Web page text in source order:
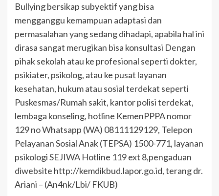
Bullying bersikap subyektif yang bisa
mengganggu kemampuan adaptasi dan
permasalahan yang sedang dihadapi, apabila hal ini
dirasa sangat merugikan bisa konsultasi Dengan
pihak sekolah atau ke profesional seperti dokter,
psikiater, psikolog, atau ke pusat layanan
kesehatan, hukum atau sosial terdekat seperti
Puskesmas/Rumah sakit, kantor polisi terdekat,
lembaga konseling, hotline KemenPPPA nomor
129 no Whatsapp (WA) 08111129129, Telepon
Pelayanan Sosial Anak (TEPSA) 1500-771, layanan
psikologi SEJIWA Hotline 119 ext 8,pengaduan
diwebsite http://kemdikbud.lapor.go.id, terang dr.
Ariani – (An4nk/Lbi/ FKUB)